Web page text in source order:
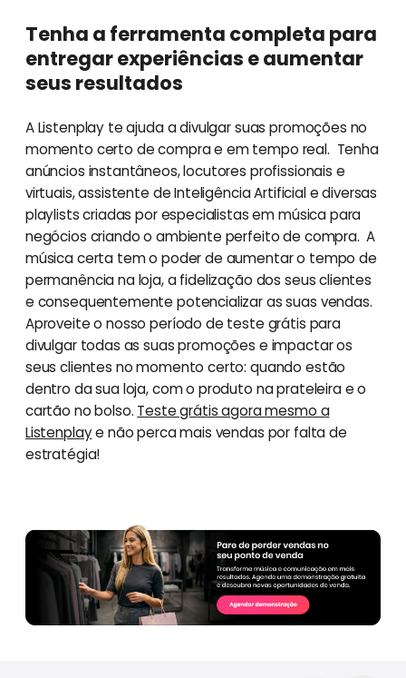
Tenha a ferramenta completa para
entregar experiências e aumentar
seus resultados
A Listenplay te ajuda a divulgar suas promoções no
momento certo de compra e em tempo real. Tenha
anúncios instantâneos, locutores profissionais e
virtuais, assistente de Inteligência Artificial e diversas
playlists criadas por especialistas em música para
negócios criando o ambiente perfeito de compra. A
música certa tem o poder de aumentar o tempo de
permanência na loja, a fidelização dos seus clientes
e consequentemente potencializar as suas vendas.
Aproveite o nosso período de teste grátis para
divulgar todas as suas promoções e impactar os
seus clientes no momento certo: quando estão
dentro da sua loja, com o produto na prateleira e o
cartão no bolso. Teste grátis agora mesmo a
Listenplaye não perca mais vendas por falta de
estratégia!